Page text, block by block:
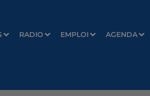
RADIO EMPLOI AGENDA